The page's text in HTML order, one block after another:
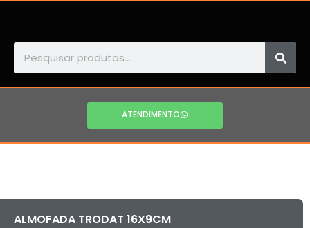
ATENDIMENTO
ALMOFADA TRODAT 16X9CM